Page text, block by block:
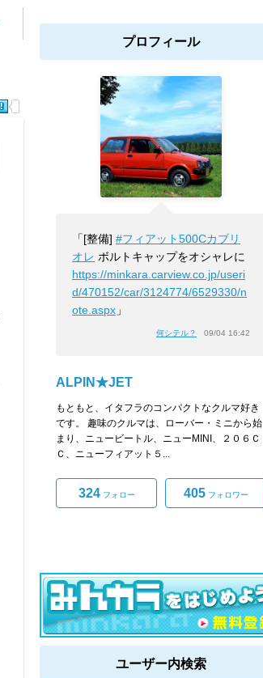
プロフィール
「[整備] #フィアット500Cカブリ
オレ ボルトキャップをオシャレに
https://minkara.carview.co.jp/useri
d/470152/car/3124774/6529330/n
ote.aspx 」
何シテル？ 09/04 16:42
ALPIN★JET
もともと、イタフラのコンパクトなクルマ好き
です。 趣味のクルマは、ローバー・ミニから始
まり、ニュービートル、ニューMINI、２０６Ｃ
Ｃ、ニューフィアット５...
324フォロー 405フォロワー
ユーザー内検索